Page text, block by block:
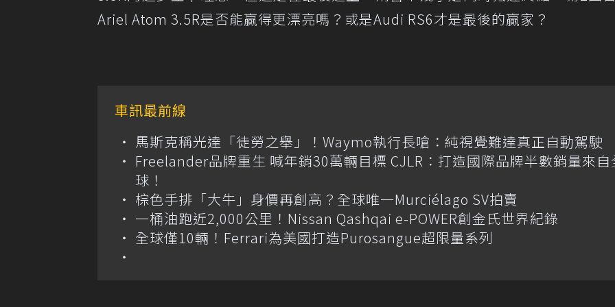
Ariel Atom 3.5R是否能贏得更漂亮嗎？或是Audi RS6才是最後的贏家？
車訊最前線
馬斯克稱光達「徒勞之舉」！Waymo執行長嗆：純視覺難達真正自動駕駛
Freelander品牌重生 喊年銷30萬輛目標 CJLR：打造國際品牌半數銷量來自
球！
棕色手排「大牛」身價再創高？全球唯一Murciélago SV拍賣
一桶油跑近2,000公里！Nissan Qashqai e-POWER創金氏世界紀錄
全球僅10輛！Ferrari為美國打造Purosangue超限量系列